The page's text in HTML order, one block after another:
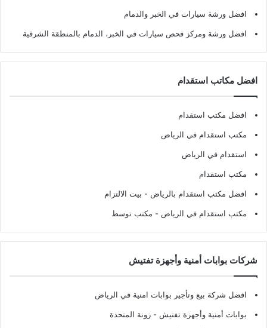
افضل ورشة سيارات في الخبر والدمام
افضل ورشة ومركز فحص سيارات في الخبر، الدمام بالمنطقة الشرقية
افضل مكاتب استقدام
افضل مكتب استقدام
مكتب استقدام في الرياض
استقدام في الرياض
مكتب استقدام
افضل مكتب استقدام بالرياض - بيت الالتزام
مكتب استقدام في الرياض - مكتب توسط
شركات بوابات أمنية وأجهزة تفتيش
افضل شركة بيع وتأجير بوابات امنية في الرياض
بوابات أمنية وأجهزة تفتيش - زونة المتحدة